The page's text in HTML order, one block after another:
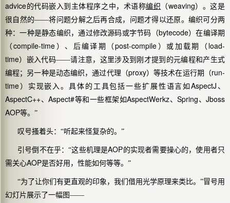
advice的代码嵌入到主体程序之中，术语称编织 （weaving）。这是
很自然的——将问题分解之后再合成，问题才得以还原。编织可分两
种：一种是静态编织，通过修改源码或字节码（bytecode）在编译期
（compile-time ）、 后编译期 （post-compile ）或 加载期 （ load-
time）嵌入代码——请注意，这里涉及到刚才提到的元编程和产生式
编程；另一种是动态编织，通过代理（proxy）等技术在运行期 （run-
time ）实现嵌入。具体的工具包括一些扩展性语言如AspectJ 、
AspectC++、 Aspect#等和一些框架如AspectWerkz、 Spring 、 Jboss
AOP等。”
叹号搔着头：“听起来怪复杂的。”
引号倒不在乎：“这些机理是AOP的实现者需要操心的，使用者只
需关心AOP是否好用，性能如何等等。”
“为了让你们有更直观的印象，我们借用光学原理来类比。”冒号用
幻灯片展示了一幅图——